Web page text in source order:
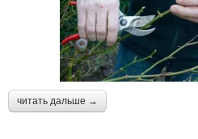
читать дальше →